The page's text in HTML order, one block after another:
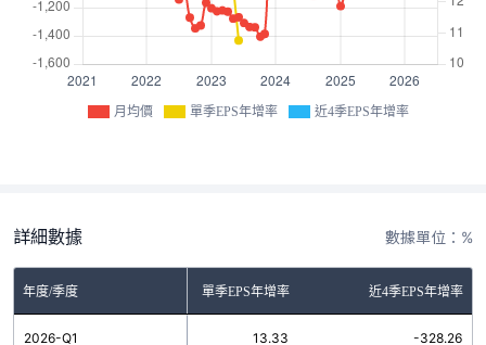
月均價 單季EPS年增率 近4季EPS年增率
詳細數據 數據單位：%
年度/季度 單季EPS年增率 近4季EPS年增率
2026-Q1 13.33 -328.26